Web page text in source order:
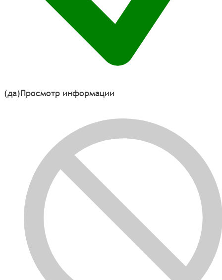
(да)Просмотр информации